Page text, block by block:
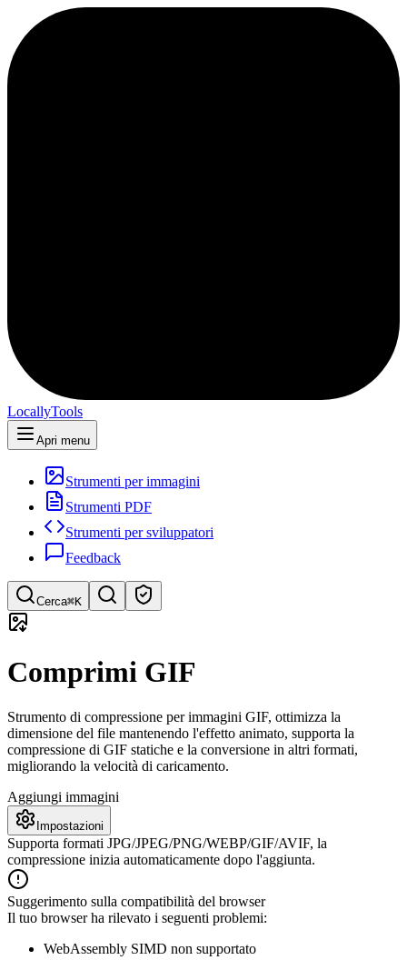
LocallyTools
Apri menu
Strumenti per immagini
Strumenti PDF
Strumenti per sviluppatori
Feedback
Cerca⌘K
Cerca strumenti
Ricerca rapida di strumenti
Comprimi GIF
Strumento di compressione per immagini GIF, ottimizza la
dimensione del file mantenendo l'effetto animato, supporta la
compressione di GIF statiche e la conversione in altri formati,
migliorando la velocità di caricamento.
Aggiungi immagini
Impostazioni
Supporta formati JPG/JPEG/PNG/WEBP/GIF/AVIF, la
compressione inizia automaticamente dopo l'aggiunta.
Suggerimento sulla compatibilità del browser
Il tuo browser ha rilevato i seguenti problemi:
WebAssembly SIMD non supportato